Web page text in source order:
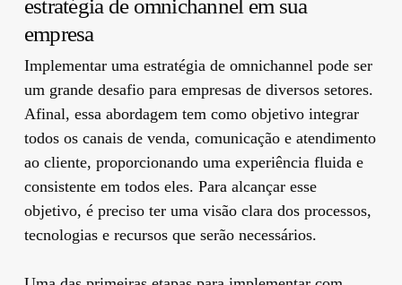
estratégia de omnichannel em sua
empresa
Implementar uma estratégia de omnichannel pode ser
um grande desafio para empresas de diversos setores.
Afinal, essa abordagem tem como objetivo integrar
todos os canais de venda, comunicação e atendimento
ao cliente, proporcionando uma experiência fluida e
consistente em todos eles. Para alcançar esse
objetivo, é preciso ter uma visão clara dos processos,
tecnologias e recursos que serão necessários.